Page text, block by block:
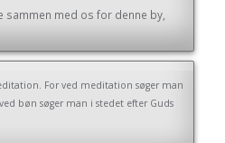
sammen med os for denne by,
For ved meditation søger man
bøn søger man i stedet efter Guds